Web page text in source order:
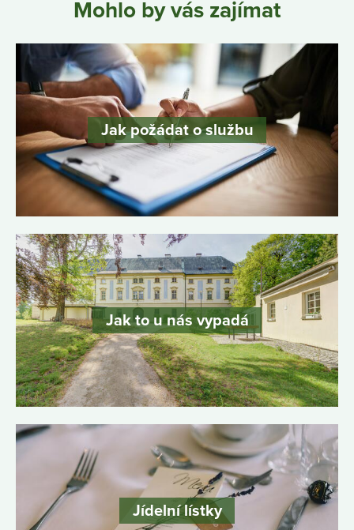
Mohlo by vás zajímat
Jak požádat o službu
Jak to u nás vypadá
Jídelní lístky